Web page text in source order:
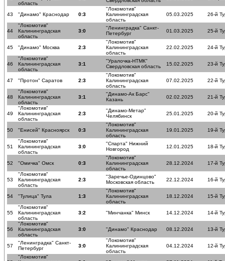
область
43 "Динамо" Краснодар 0:3
"Локомотив"
Калининградская
область
05.03.2025 26-й
44
"Локомотив"
Калининградская
область
3:0
"Ленинградка" Санкт-
Петербург
01.03.2025 25-й
45 "Динамо" Москва 2:3
"Локомотив"
Калининградская
область
22.02.2025 24-й
46
"Локомотив"
Калининградская
область
3:1
"Уралочка-НТМК"
Свердловская область
15.02.2025 23-й
47 "Протон" Саратов 2:3
"Локомотив"
Калининградская
область
07.02.2025 22-й
48
"Локомотив"
Калининградская
область
3:1
"Динамо-Ак Барс"
Казань
02.02.2025 21-й
49
"Локомотив"
Калининградская
область
2:3
"Динамо-Метар"
Челябинск
25.01.2025 20-й
50 "Енисей" Красноярск 0:3
"Локомотив"
Калининградская
область
19.01.2025 19-й
51
"Локомотив"
Калининградская
область
3:0
"Спарта" Нижний
Новгород
12.01.2025 18-й
52 "Омичка" Омск 0:3
"Локомотив"
Калининградская
область
28.12.2024 17-й
53
"Локомотив"
Калининградская
область
2:3
"Заречье-Одинцово"
Московская область
22.12.2024 16-й
54 "Тулица" Тула 1:3
"Локомотив"
Калининградская
область
18.12.2024 15-й
55
"Локомотив"
Калининградская
область
3:2 "Минчанка" Минск 14.12.2024 14-й
56
"Локомотив"
Калининградская
область
3:0 "Динамо" Краснодар 08.12.2024 13-й
57
"Ленинградка" Санкт-
Петербург
3:0
"Локомотив"
Калининградская
область
04.12.2024 12-й
"Локомотив"